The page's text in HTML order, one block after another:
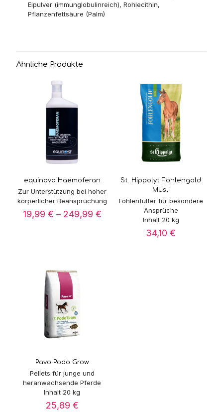
Eipulver (immunglobulinreich), Rohlecithin,
Pflanzenfettsäure (Palm)
Ähnliche Produkte
equinova Haemoferan
Zur Unterstützung bei hoher
körperlicher Beanspruchung
19,99 € – 249,99 €Preisspanne:
St. Hippolyt Fohlengold
Müsli
Fohlenfutter für besondere
Ansprüche
Inhalt 20 kg
34,10€
Pavo Podo Grow
Pellets für junge und
heranwachsende Pferde
Inhalt 20 kg
25,89 €